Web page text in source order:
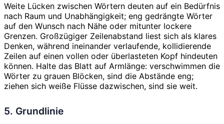
Weite Lücken zwischen Wörtern deuten auf ein Bedürfnis
nach Raum und Unabhängigkeit; eng gedrängte Wörter
auf den Wunsch nach Nähe oder mitunter lockere
Grenzen. Großzügiger Zeilenabstand liest sich als klares
Denken, während ineinander verlaufende, kollidierende
Zeilen auf einen vollen oder überlasteten Kopf hindeuten
können. Halte das Blatt auf Armlänge: verschwimmen die
Wörter zu grauen Blöcken, sind die Abstände eng;
ziehen sich weiße Flüsse dazwischen, sind sie weit.
5. Grundlinie